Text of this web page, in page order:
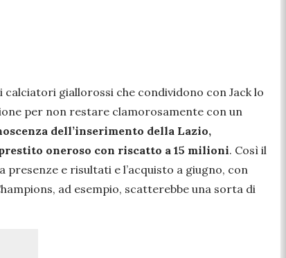
giallorossi che condividono con Jack lo
per non restare clamorosamente con un
dell’inserimento della Lazio,
oneroso con riscatto a 15 milioni. Così il
e risultati e l’acquisto a giugno, con
ad esempio, scatterebbe una sorta di